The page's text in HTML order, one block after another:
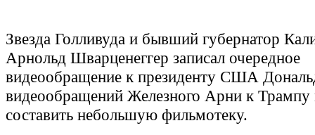
Звезда Голливуда и бывший губернатор
Арнольд Шварценеггер записал очередное
видеообращение к президенту США
видеообращений Железного Арни к
составить небольшую фильмотеку.